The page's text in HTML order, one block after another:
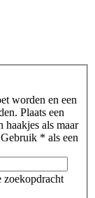
worden en een
Plaats een
haakjes als maar
* als een
zoekopdracht